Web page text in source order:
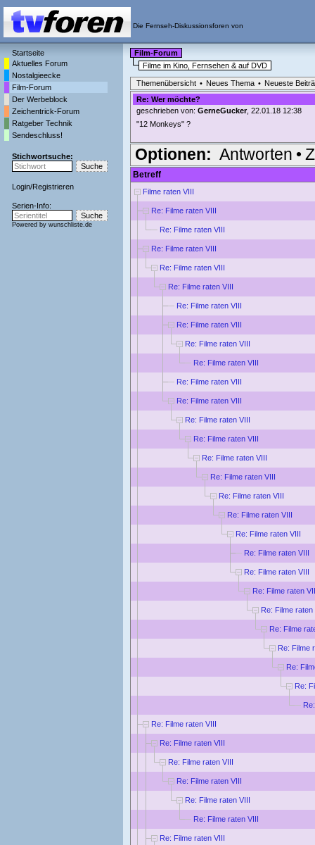
Die Fernseh-Diskussionsforen von
Startseite
Aktuelles Forum
Nostalgieecke
Film-Forum
Der Werbeblock
Zeichentrick-Forum
Ratgeber Technik
Sendeschluss!
Stichwortsuche:
Login/Registrieren
Serien-Info:
Powered by wunschliste.de
Film-Forum
Filme im Kino, Fernsehen & auf DVD
Themenübersicht • Neues Thema • Neueste
Re: Wer möchte?
geschrieben von: GerneGucker, 22.01.18 12:38
"12 Monkeys" ?
Optionen: Antworten •
Betreff
Filme raten VIII
Re: Filme raten VIII
Re: Filme raten VIII
Re: Filme raten VIII
Re: Filme raten VIII
Re: Filme raten VIII
Re: Filme raten VIII
Re: Filme raten VIII
Re: Filme raten VIII
Re: Filme raten VIII
Re: Filme raten VIII
Re: Filme raten VIII
Re: Filme raten VIII
Re: Filme raten VIII
Re: Filme raten VIII
Re: Filme raten VIII
Re: Filme raten VIII
Re: Filme raten VIII
Re: Filme raten VIII
Re: Filme raten VIII
Re: Filme raten VIII
Re: Filme raten
Re: Filme raten
Re: Filme
Re: Filme
Re:
Re:
Re: Filme raten VIII
Re: Filme raten VIII
Re: Filme raten VIII
Re: Filme raten VIII
Re: Filme raten VIII
Re: Filme raten VIII
Re: Filme raten VIII